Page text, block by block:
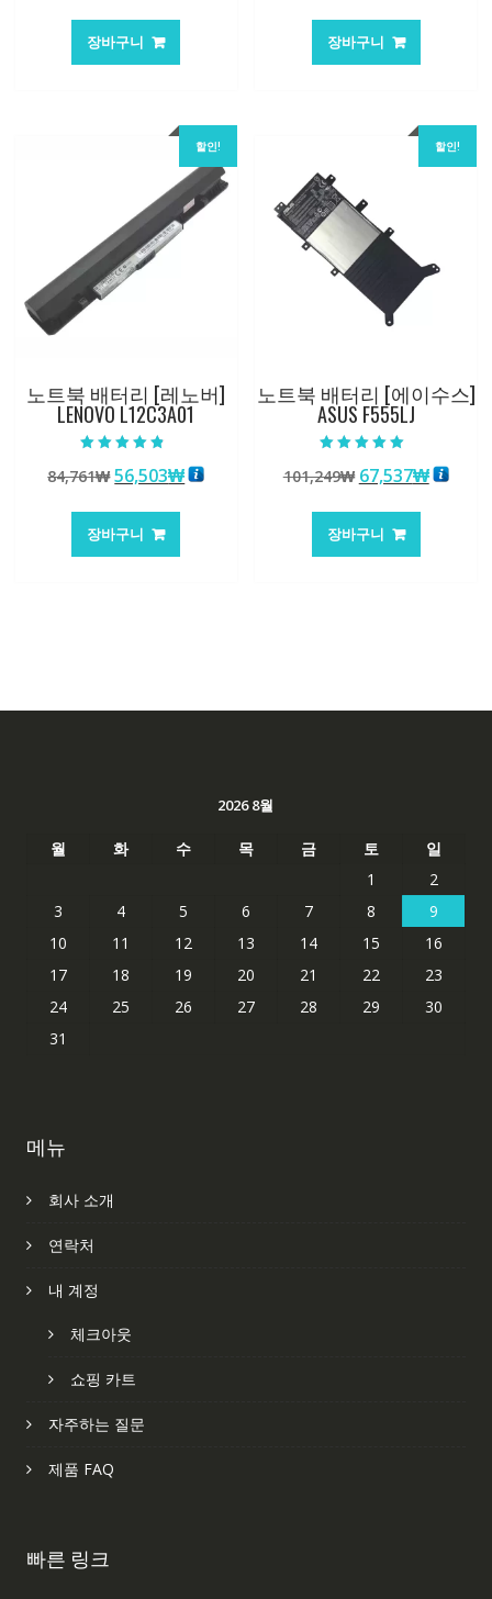
가
격:
장바구니
가
격:
장바구니
할인!
노트북 배터리 [레노버]
LENOVO L12C3A01
4.50
로 평가됨
84,761₩원
가
격:
56,503₩현
장바구니
할인!
노트북 배터리 [에이수스]
ASUS F555LJ
5.00
로 평가됨
101,249₩ 원
가
격:
67,537₩현
장바구니
2026 8월
월 화 수 목 금 토
일
1
2
3
4 5 6 7 8
9
10
11 12 13 14 15
16
17
18 19 20 21 22
23
24
25 26 27 28 29
30
31
메뉴
회사 소개
연락처
내 계정
체크아웃
쇼핑 카트
자주하는 질문
제품 FAQ
빠른 링크